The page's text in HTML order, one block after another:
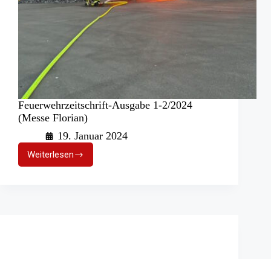
Feuerwehrzeitschrift-Ausgabe 1-2/2024
(Messe Florian)
19. Januar 2024
WeiterlesenFeuerwehrzeitschrift-
Ausgabe